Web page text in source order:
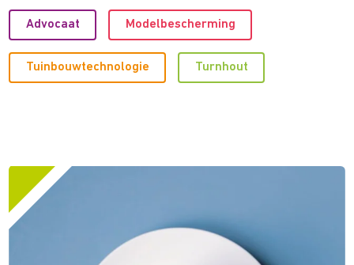
Advocaat Modelbescherming
Tuinbouwtechnologie Turnhout